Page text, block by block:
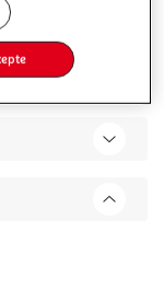
Ajouter à une liste